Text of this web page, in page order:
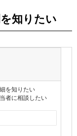
知りたい
を知りたい
者に相談したい